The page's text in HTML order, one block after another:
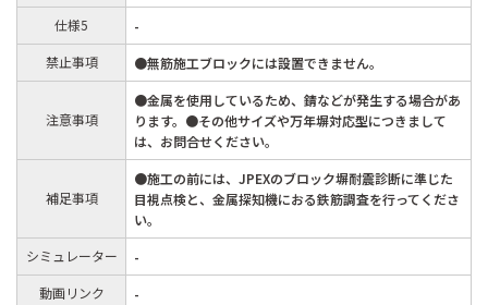
仕様5
-
禁止事項
●無筋施工ブロックには設置できません。
注意事項
●金属を使用しているため、錆などが発生する場合があ
ります。●その他サイズや万年塀対応型につきまして
は、お問合せください。
補足事項
●施工の前には、JPEXのブロック塀耐震診断に準じた
目視点検と、金属探知機におる鉄筋調査を行ってくださ
い。
シミュレーター
-
動画リンク
-